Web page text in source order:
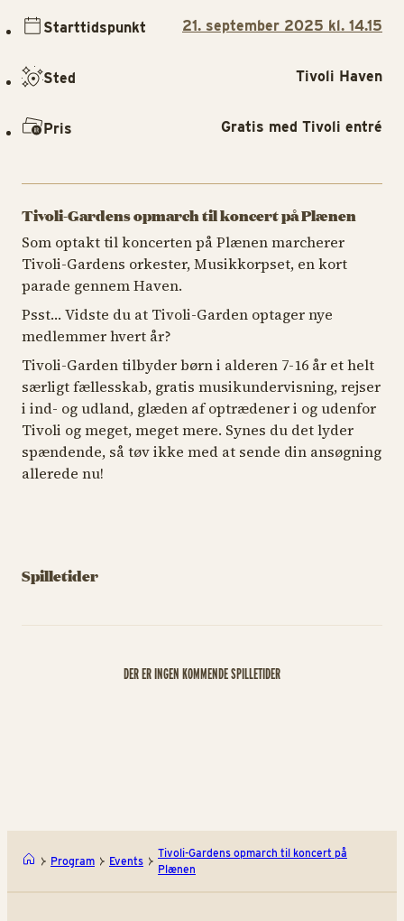
Tivoli-Gardens opmarch til koncert på Plænen
Som optakt til koncerten på Plænen marcherer
Tivoli-Gardens orkester, Musikkorpset, en kort
parade gennem Haven.
Psst… Vidste du at Tivoli-Garden optager nye
medlemmer hvert år?
Tivoli-Garden tilbyder børn i alderen 7-16 år et helt
særligt fællesskab, gratis musikundervisning, rejser
i ind- og udland, glæden af optrædener i og udenfor
Tivoli og meget, meget mere. Synes du det lyder
spændende, så tøv ikke med at sende din ansøgning
allerede nu!
Starttidspunkt 21. september 2025 kl. 14.15
Sted Tivoli Haven
Pris Gratis med Tivoli entré
Spilletider
DER ER INGEN KOMMENDE SPILLETIDER
Program Events
Tivoli-Gardens opmarch til koncert på
Plænen